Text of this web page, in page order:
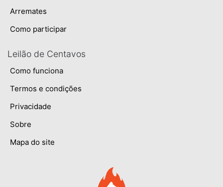
Arremates
Como participar
Leilão de Centavos
Como funciona
Termos e condições
Privacidade
Sobre
Mapa do site